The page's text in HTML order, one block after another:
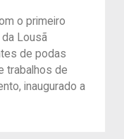
o primeiro
Lousã
de podas
trabalhos de
inaugurado a